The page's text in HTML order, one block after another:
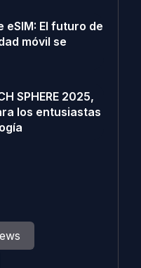
eSIM: El futuro de
móvil se
SPHERE 2025,
los entusiastas